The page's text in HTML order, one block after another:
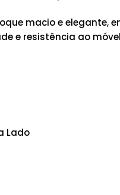
macio e elegante,
e resistência ao
Lado